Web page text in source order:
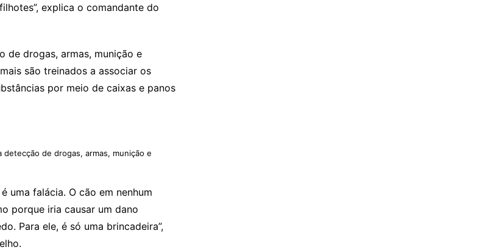
explica o comandante do
de drogas, armas, munição e
são treinados a associar os
por meio de caixas e panos
de drogas, armas, munição e
uma falácia. O cão em nenhum
porque iria causar um dano
Para ele, é só uma brincadeira”,